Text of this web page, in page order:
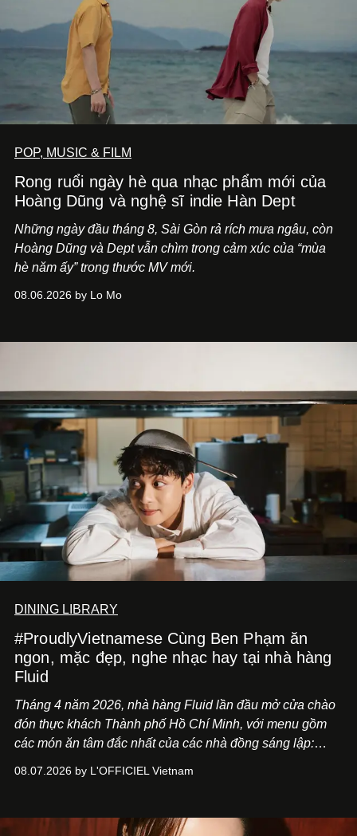
POP, MUSIC & FILM
Rong ruổi ngày hè qua nhạc phẩm mới của
Hoàng Dũng và nghệ sĩ indie Hàn Dept
Những ngày đầu tháng 8, Sài Gòn rả rích mưa ngâu, còn
Hoàng Dũng và Dept vẫn chìm trong cảm xúc của “mùa
hè năm ấy” trong thước MV mới.
08.06.2026 by Lo Mo
DINING LIBRARY
#ProudlyVietnamese Cùng Ben Phạm ăn
ngon, mặc đẹp, nghe nhạc hay tại nhà hàng
Fluid
Tháng 4 năm 2026, nhà hàng Fluid lần đầu mở cửa chào
đón thực khách Thành phố Hồ Chí Minh, với menu gồm
các món ăn tâm đắc nhất của các nhà đồng sáng lập:
món ăn đa dạng từ Á đến Âu nhanh chóng được yêu thích
mang đến niềm vui cho thực khách.
08.07.2026 by L'OFFICIEL Vietnam